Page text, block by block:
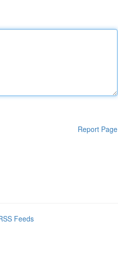
Report Page
Feeds